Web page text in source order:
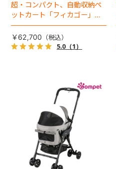
超・コンパクト、自動収納ペ
ットカート「フィカゴー」に
キャビン着脱タイプが新登
場！
￥62,700
5.0（1）